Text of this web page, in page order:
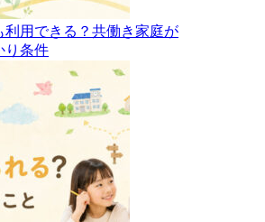
利用できる？共働き家庭が
り条件